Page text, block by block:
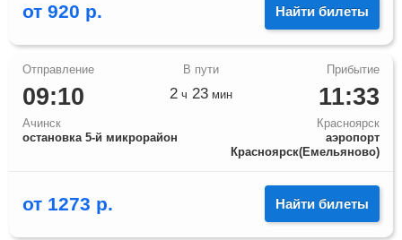
от 920 р. Найти билеты
09:10
Ачинск
остановка 5-й микрорайон
11:33
Красноярск
аэропорт
Красноярск(Емельяново)
2 ч 23 мин
от 1273 р. Найти билеты